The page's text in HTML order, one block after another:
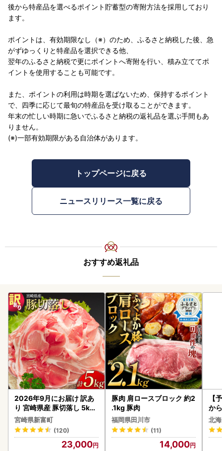
後から特産品を選べるポイント貯蓄型の寄附方法を採用しており
ます。
ポイントは、有効期限なし（※）のため、ふるさと納税した後、急
がずゆっくりと特産品を選択できる他、
翌年のふるさと納税で更にポイントへ寄附を行い、積み立ててポ
イントを使用することも可能です。
また、ポイントの利用は時期を選ばないため、保持するポイント
で、四季に応じて最旬の特産品を受け取ることができます。
年末の忙しい時期に急いでふるさと納税の返礼品を選ぶ手間もあ
りません。
(※)一部有効期限がある自治体があります。
トップページに戻る
ニュースリリース一覧に戻る
おすすめ返礼品
2026年9月にお届け 訳あ
り 宮崎県産 豚切落し 5kg
C325-2506-2609
宮崎県新富町
(120)
23,000
豚肉 肩ロースブロック 約2
.1kg 豚肉
福岡県田川市
(11)
14,000
【
か
ら
g (
)【
北